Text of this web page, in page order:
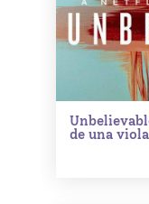
de una